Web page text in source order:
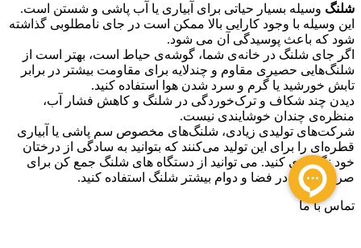
شلنگ وسیله بسیار حیاتی برای آبیاری یا آب پاشی و شستن است.
این وسیله با وجود کارایی بالا ممکن است در جای نامطلوبی گذاشته
شود که باعث پوسیدگی آن می شود.
اگر جای شلنگ در خانه‌ی شما، گوشه‌ی حیاط است، بهتر است از
شلنگ‌هایی حصیری مقاوم و چندلایه برای مقاومت بیشتر در برابر
تابش خورشید یا گرم و سرد شدن هوا استفاده کنید.
دیدن چند شکاف و ترک‌خوردگی در شلنگ و کاهش فشار آب،
منظره‌ی چندان خوشایندی نیست.
شرکت‌های تولیدی زیادی، شلنگ‌های مخصوص سم‌ پاشی یا آبیاری
قطره‌ای را برای این تولید می‌کنند که بتوانید به سادگی از درختان
خود نگهداری کنید. می توانید از دستگاه های شلنگ جمع کن برای
صرفه جویی در فضا و دوام بیشتر شلنگ استفاده کنید.
تماس با ما